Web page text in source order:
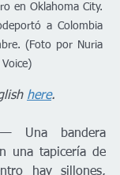
en Oklahoma City.
a Colombia
(Foto por Nuria
here.
— Una bandera
una tapicería de
hay sillones,